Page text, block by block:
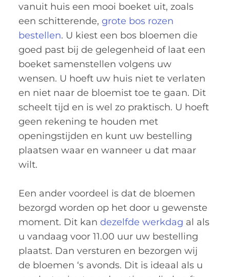
vanuit huis een mooi boeket uit, zoals
een schitterende, grote bos rozen
bestellen. U kiest een bos bloemen die
goed past bij de gelegenheid of laat een
boeket samenstellen volgens uw
wensen. U hoeft uw huis niet te verlaten
en niet naar de bloemist toe te gaan. Dit
scheelt tijd en is wel zo praktisch. U hoeft
geen rekening te houden met
openingstijden en kunt uw bestelling
plaatsen waar en wanneer u dat maar
wilt.
Een ander voordeel is dat de bloemen
bezorgd worden op het door u gewenste
moment. Dit kan dezelfde werkdag al als
u vandaag voor 11.00 uur uw bestelling
plaatst. Dan versturen en bezorgen wij
de bloemen ‘s avonds. Dit is ideaal als u